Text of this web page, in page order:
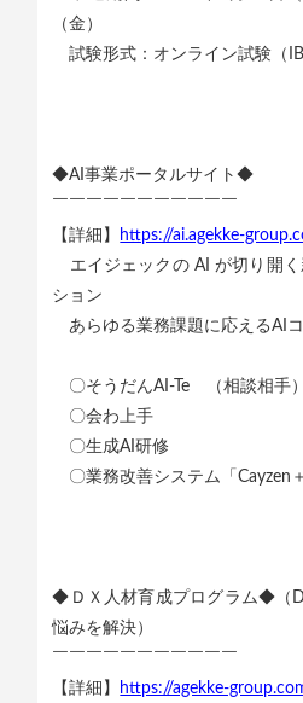
（金）
試験形式：オンライン試験（
◆AI事業ポータルサイト◆
￣￣￣￣￣￣￣￣￣￣￣
【詳細】
https://ai.agekke-
エイジェックの AI が切り開
ション
あらゆる業務課題に応えるAI
〇そうだんAI-Te （相談相手）
〇会わ上手
〇生成AI研修
〇業務改善システム「Cayzen＋
◆ＤＸ人材育成プログラム◆（
悩みを解決）
￣￣￣￣￣￣￣￣￣￣￣
【詳細】
https://agekke-